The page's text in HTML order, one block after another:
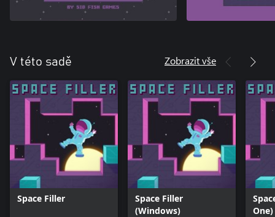
V této sadě Zobrazit vše
Space Filler
Space Filler
(Windows)
One)